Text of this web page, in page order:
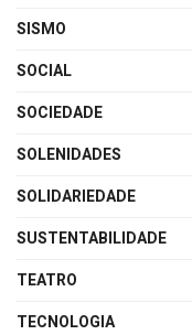
SISMO
SOCIAL
SOCIEDADE
SOLENIDADES
SOLIDARIEDADE
SUSTENTABILIDADE
TEATRO
TECNOLOGIA